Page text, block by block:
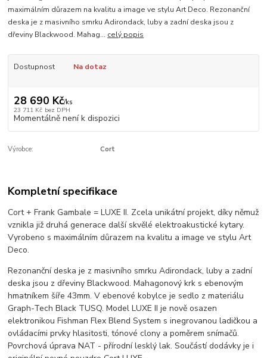
maximálním důrazem na kvalitu a image ve stylu Art Deco. Rezonanční
deska je z masivního smrku Adirondack, luby a zadní deska jsou z
dřeviny Blackwood. Mahag... celý popis
Dostupnost Na dotaz
28 690 Kč/ks
23 711 Kč bez DPH
Momentálně není k dispozici
Výrobce: Cort
Kompletní specifikace
Cort + Frank Gambale = LUXE II. Zcela unikátní projekt, díky němuž
vznikla již druhá generace další skvělé elektroakustické kytary.
Vyrobeno s maximálním důrazem na kvalitu a image ve stylu Art
Deco.
Rezonanční deska je z masivního smrku Adirondack, luby a zadní
deska jsou z dřeviny Blackwood. Mahagonový krk s ebenovým
hmatníkem šíře 43mm. V ebenové kobylce je sedlo z materiálu
Graph-Tech Black TUSQ. Model LUXE II je nově osazen
elektronikou Fishman Flex Blend System s inegrovanou ladičkou a
ovládacími prvky hlasitosti, tónové clony a poměrem snímačů.
Povrchová úprava NAT - přírodní lesklý lak. Součástí dodávky je i